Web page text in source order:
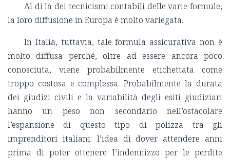
Al di là dei tecnicismi contabili delle varie formule,
la loro diffusione in Europa è molto variegata.
In Italia, tuttavia, tale formula assicurativa non è
molto diffusa perché, oltre ad essere ancora poco
conosciuta, viene probabilmente etichettata come
troppo costosa e complessa. Probabilmente la durata
dei giudizi civili e la variabilità degli esiti giudiziari
hanno un peso non secondario nell’ostacolare
l’espansione di questo tipo di polizza tra gli
imprenditori italiani: l’idea di dover attendere anni
prima di poter ottenere l’indennizzo per le perdite